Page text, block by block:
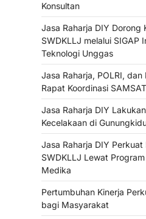
Konsultan
Jasa Raharja DIY Dorong
SWDKLLJ melalui SIGAP
Teknologi Unggas
Jasa Raharja, POLRI,
Rapat Koordinasi
Jasa Raharja DIY
Kecelakaan di
Jasa Raharja DIY
SWDKLLJ Lewat
Medika
Pertumbuhan Kinerja
bagi Masyarakat